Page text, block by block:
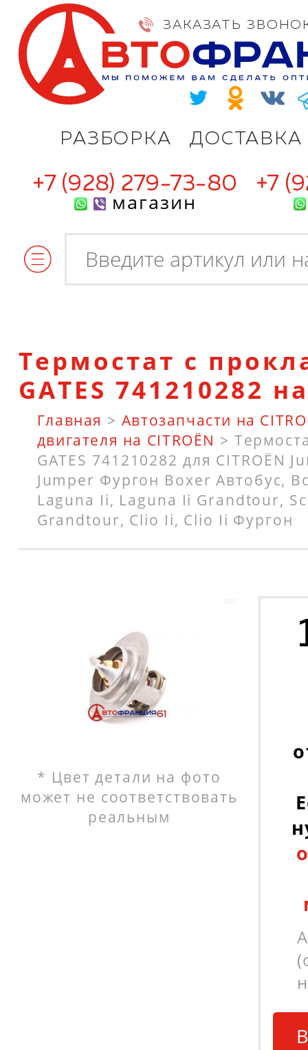
РАЗБОРКА ДОСТАВКА
ЗАКАЗАТЬ
+7 (928) 279-73-80
магазин
+7
Термостат с
GATES 741210282
Главная > Автозапчасти на
двигателя на CITROËN >
GATES 741210282 для CITROËN
Jumper Фургон Boxer Автобус,
Laguna Ii, Laguna Ii Grandtour,
Grandtour, Clio Ii, Clio Ii Фургон
* Цвет детали на фото
может не соответствовать
реальным